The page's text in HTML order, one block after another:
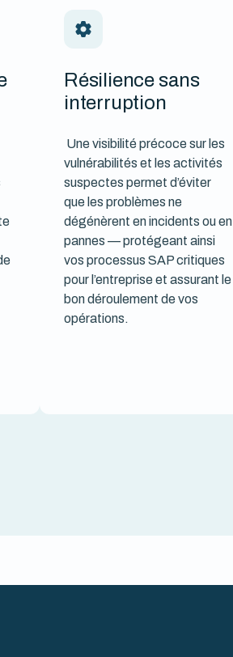
Résilience sans
interruption
Une visibilité précoce sur les
vulnérabilités et les activités
suspectes permet d’éviter
que les problèmes ne
dégénèrent en incidents ou en
pannes — protégeant ainsi
vos processus SAP critiques
pour l’entreprise et assurant le
bon déroulement de vos
opérations.